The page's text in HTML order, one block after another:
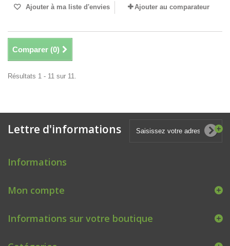
Ajouter à ma liste d'envies Ajouter au comparateur
Comparer (0)
Résultats 1 - 11 sur 11.
Lettre d'informations
Informations
Mon compte
Informations sur votre boutique